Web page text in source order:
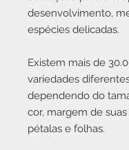
desenvolvimento,
espécies delicadas.
Existem mais de
variedades
dependendo do
cor, margem de
pétalas e folhas.